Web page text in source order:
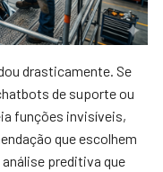
drasticamente. Se
de suporte ou
funções invisíveis,
que escolhem
preditiva que